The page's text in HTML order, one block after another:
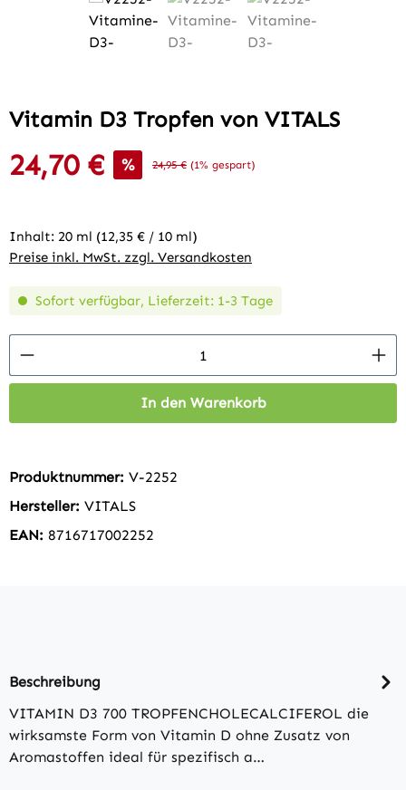
Vitamin D3 Tropfen von VITALS
Verkaufspreis:
24,70 € % Regulärer Preis:
24,95 € (1% gespart)
Inhalt: 20 ml (12,35 € / 10 ml)
Preise inkl. MwSt. zzgl. Versandkosten
Sofort verfügbar, Lieferzeit: 1-3 Tage
Produkt Anzahl: Gib den gewünschten
In den Warenkorb
Produktnummer: V-2252
Hersteller: VITALS
EAN: 8716717002252
Beschreibung
VITAMIN D3 700 TROPFENCHOLECALCIFEROL die
wirksamste Form von Vitamin D ohne Zusatz von
Aromastoffen ideal für spezifisch a…